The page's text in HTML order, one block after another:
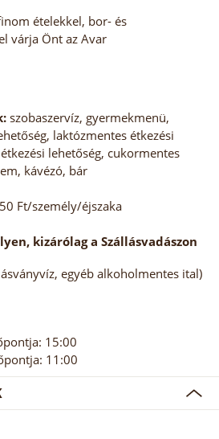
ételekkel, bor- és
várja Önt az Avar
szobaszervíz, gyermekmenü,
laktózmentes étkezési
lehetőség, cukormentes
kávézó, bár
Ft/személy/éjszaka
kizárólag a Szállásvadászon
egyéb alkoholmentes ital)
15:00
11:00